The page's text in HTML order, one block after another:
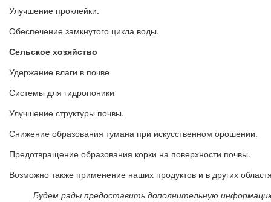
Улучшение проклейки.
Обеспечение замкнутого цикла воды.
Сельское хозяйство
Удержание влаги в почве
Системы для гидропоники
Улучшение структуры почвы.
Снижение образования тумана при искусственном орошении.
Предотвращение образования корки на поверхности почвы.
Возможно также применение наших продуктов и в других
Будем рады предоставить дополнительную